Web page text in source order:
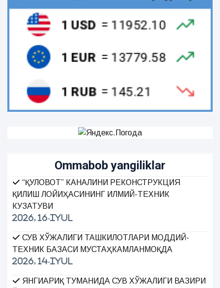
Ommabob yangiliklar
“ҚУЛОВОТ” КАНАЛИНИ РЕКОНСТРУКЦИЯ
ҚИЛИШ ЛОЙИҲАСИНИНГ ИЛМИЙ-ТЕХНИК
КУЗАТУВИ
2026, 16-Iyul
СУВ ХЎЖАЛИГИ ТАШКИЛОТЛАРИ МОДДИЙ-
ТЕХНИК БАЗАСИ МУСТАҲКАМЛАНМОҚДА
2026, 14-Iyul
ЯНГИАРИҚ ТУМАНИДА СУВ ХЎЖАЛИГИ ВАЗИРИ